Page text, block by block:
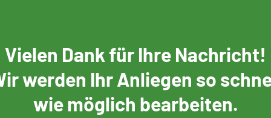
Vielen Dank für Ihre Nachricht!
werden Ihr Anliegen so
wie möglich bearbeiten.